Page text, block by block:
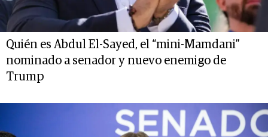
Quién es Abdul El-Sayed, el “mini-Mamdani”
nominado a senador y nuevo enemigo de
Trump